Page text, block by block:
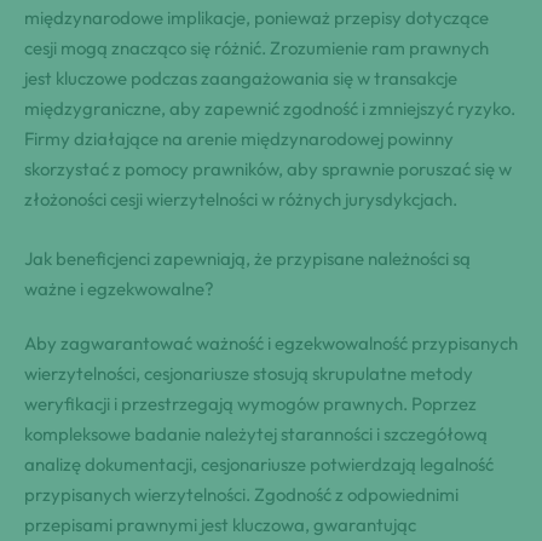
międzynarodowe implikacje, ponieważ przepisy dotyczące
cesji mogą znacząco się różnić. Zrozumienie ram prawnych
jest kluczowe podczas zaangażowania się w transakcje
międzygraniczne, aby zapewnić zgodność i zmniejszyć ryzyko.
Firmy działające na arenie międzynarodowej powinny
skorzystać z pomocy prawników, aby sprawnie poruszać się w
złożoności cesji wierzytelności w różnych jurysdykcjach.
Jak beneficjenci zapewniają, że przypisane należności są
ważne i egzekwowalne?
Aby zagwarantować ważność i egzekwowalność przypisanych
wierzytelności, cesjonariusze stosują skrupulatne metody
weryfikacji i przestrzegają wymogów prawnych. Poprzez
kompleksowe badanie należytej staranności i szczegółową
analizę dokumentacji, cesjonariusze potwierdzają legalność
przypisanych wierzytelności. Zgodność z odpowiednimi
przepisami prawnymi jest kluczowa, gwarantując